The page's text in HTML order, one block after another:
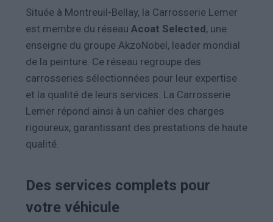
Située à Montreuil-Bellay, la Carrosserie Lemer
est membre du réseau Acoat Selected, une
enseigne du groupe AkzoNobel, leader mondial
de la peinture. Ce réseau regroupe des
carrosseries sélectionnées pour leur expertise
et la qualité de leurs services. La Carrosserie
Lemer répond ainsi à un cahier des charges
rigoureux, garantissant des prestations de haute
qualité.
Des services complets pour
votre véhicule